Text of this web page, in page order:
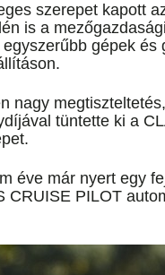
szerepet kapott
is a
gépek és
nagy
tüntette ki a
éve már nyert egy
CRUISE PILOT